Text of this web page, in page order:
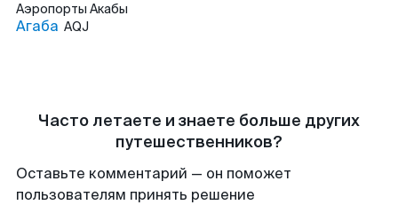
Аэропорты Акабы
Агаба AQJ
Часто летаете и знаете больше других
путешественников?
Оставьте комментарий — он поможет
пользователям принять решение